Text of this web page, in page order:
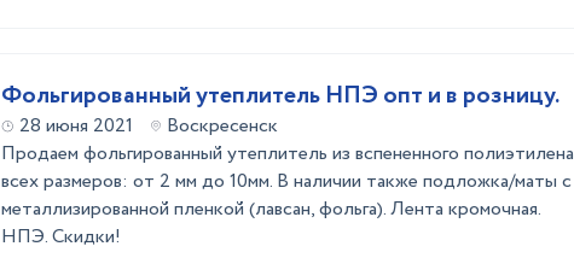
Фольгированный утеплитель НПЭ опт и в розницу.
28 июня 2021
Воскресенск
Продаем фольгированный утеплитель из вспененного полиэтилена
всех размеров: от 2 мм до 10мм. В наличии также подложка/маты с
металлизированной пленкой (лавсан, фольга). Лента кромочная.
НПЭ. Скидки!